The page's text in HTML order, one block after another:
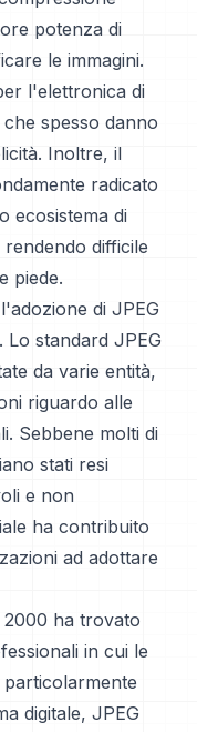
potenza di
le immagini.
l'elettronica di
spesso danno
Inoltre, il
radicato
ecosistema di
difficile
piede.
di JPEG
Lo standard JPEG
da varie entità,
riguardo alle
Sebbene molti di
stati resi
e non
ha contribuito
ad adottare
2000 ha trovato
in cui le
digitale, JPEG